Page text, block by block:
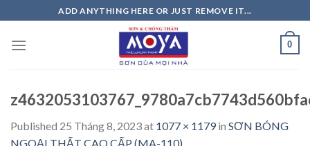
to
content
ADD ANYTHING HERE OR JUST REMOVE IT...
0
Published 25 Tháng 8, 2023at 1077 × 1179in SƠN BÓNG
NGOẠI THẤT CAO CẤP (MA-110)